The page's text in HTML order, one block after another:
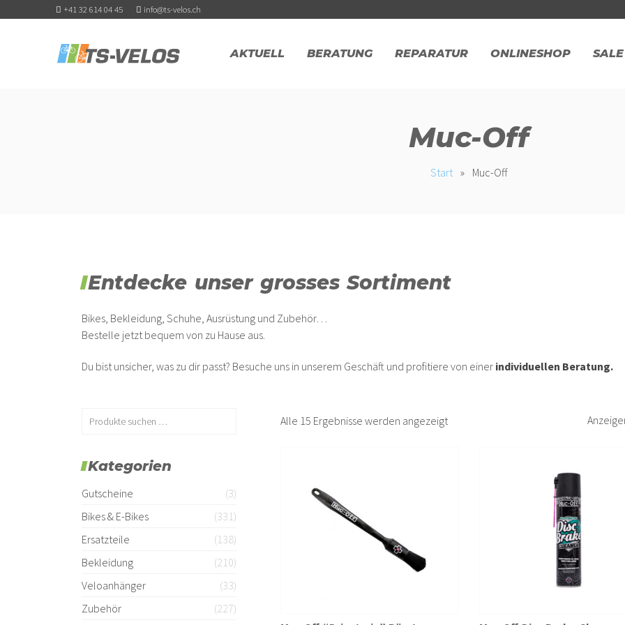
+41 32 614 04 45 info@ts-velos.ch
AKTUELL BERATUNG REPARATUR ONLINESHOP SALE
Muc-Off
Start » Muc-Off
Entdecke unser grosses Sortiment
Bikes, Bekleidung, Schuhe, Ausrüstung und Zubehör…
Bestelle jetzt bequem von zu Hause aus.
Du bist unsicher, was zu dir passt? Besuche uns in unserem Geschäft und profitiere von einer individuellen Beratung.
Kategorien
Gutscheine
(3)
Bikes & E-Bikes
(331)
Ersatzteile
(138)
Bekleidung
(210)
Veloanhänger
(33)
Zubehör
(227)
Alle 15 Ergebnisse werden angezeigtNach